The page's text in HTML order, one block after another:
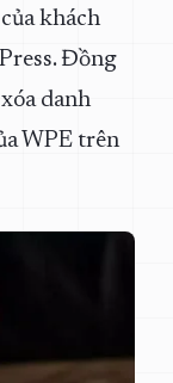
khách
Đồng
danh
WPE trên